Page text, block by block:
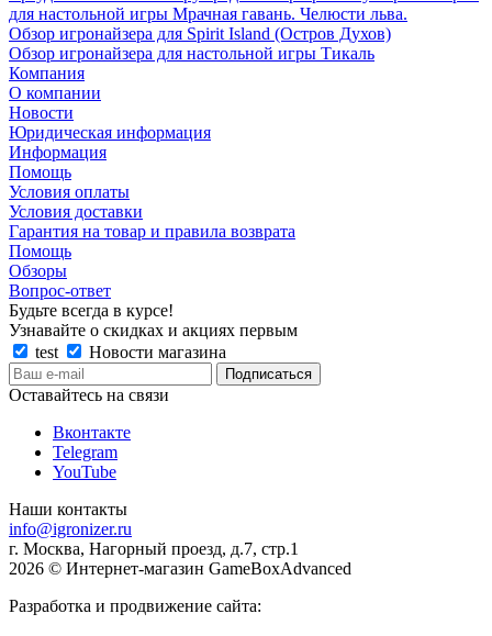
для настольной игры Мрачная гавань. Челюсти льва.
Обзор игронайзера для Spirit Island (Остров Духов)
Обзор игронайзера для настольной игры Тикаль
Компания
О компании
Новости
Юридическая информация
Информация
Помощь
Условия оплаты
Условия доставки
Гарантия на товар и правила возврата
Помощь
Обзоры
Вопрос-ответ
Будьте всегда в курсе!
Узнавайте о скидках и акциях первым
test
Новости магазина
Оставайтесь на связи
Вконтакте
Telegram
YouTube
Наши контакты
info@igronizer.ru
г. Москва, Нагорный проезд, д.7, стр.1
2026 © Интернет-магазин GameBoxAdvanced
Разработка и продвижение сайта: